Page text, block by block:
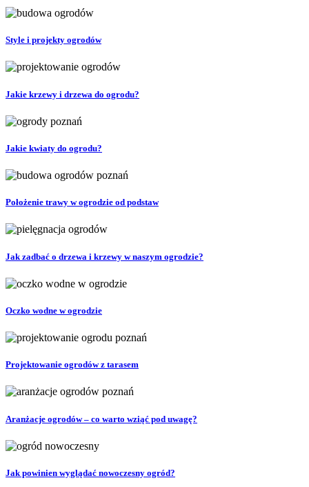
Style i projekty ogrodów
Jakie krzewy i drzewa do ogrodu?
Jakie kwiaty do ogrodu?
Położenie trawy w ogrodzie od podstaw
Jak zadbać o drzewa i krzewy w naszym ogrodzie?
Oczko wodne w ogrodzie
Projektowanie ogrodów z tarasem
Aranżacje ogrodów – co warto wziąć pod uwagę?
Jak powinien wyglądać nowoczesny ogród?